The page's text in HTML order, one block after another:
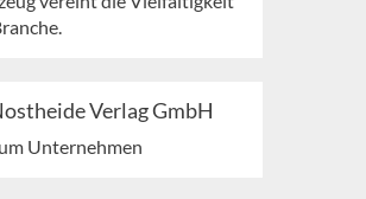
Verlag GmbH
Unternehmen